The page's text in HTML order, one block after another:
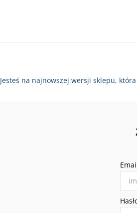
Jesteś na najnowszej wersji sklepu,